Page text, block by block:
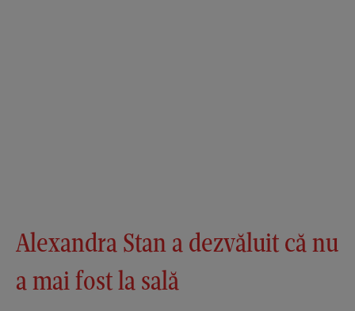
Alexandra Stan a dezvăluit că nu
a mai fost la sală